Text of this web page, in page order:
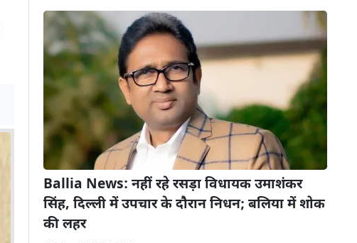
Ballia News: नहीं रहे रसड़ा विधायक उमाशंकर
सिंह, दिल्ली में उपचार के दौरान निधन; बलिया में शोक
की लहर